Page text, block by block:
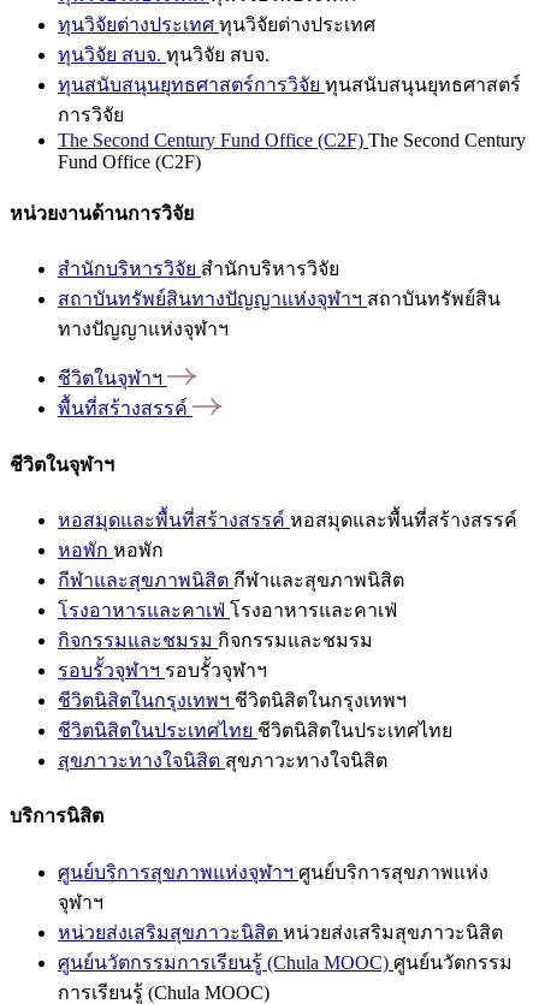
ทุนวิจัยต่างประเทศ ทุนวิจัยต่างประเทศ
ทุนวิจัย สบจ. ทุนวิจัย สบจ.
ทุนสนับสนุนยุทธศาสตร์การวิจัย ทุนสนับสนุนยุทธศาสตร์
การวิจัย
The Second Century Fund Office (C2F) The Second Century
Fund Office (C2F)
หน่วยงานด้านการวิจัย
สำนักบริหารวิจัย สำนักบริหารวิจัย
สถาบันทรัพย์สินทางปัญญาแห่งจุฬาฯ สถาบันทรัพย์สิน
ทางปัญญาแห่งจุฬาฯ
ชีวิตในจุฬาฯ
พื้นที่สร้างสรรค์
ชีวิตในจุฬาฯ
หอสมุดและพื้นที่สร้างสรรค์ หอสมุดและพื้นที่สร้างสรรค์
หอพัก หอพัก
กีฬาและสุขภาพนิสิต กีฬาและสุขภาพนิสิต
โรงอาหารและคาเฟ่ โรงอาหารและคาเฟ่
กิจกรรมและชมรม กิจกรรมและชมรม
รอบรั้วจุฬาฯ รอบรั้วจุฬาฯ
ชีวิตนิสิตในกรุงเทพฯ ชีวิตนิสิตในกรุงเทพฯ
ชีวิตนิสิตในประเทศไทย ชีวิตนิสิตในประเทศไทย
สุขภาวะทางใจนิสิต สุขภาวะทางใจนิสิต
บริการนิสิต
ศูนย์บริการสุขภาพแห่งจุฬาฯ ศูนย์บริการสุขภาพแห่ง
จุฬาฯ
หน่วยส่งเสริมสุขภาวะนิสิต หน่วยส่งเสริมสุขภาวะนิสิต
ศูนย์นวัตกรรมการเรียนรู้ (Chula MOOC) ศูนย์นวัตกรรม
การเรียนรู้ (Chula MOOC)